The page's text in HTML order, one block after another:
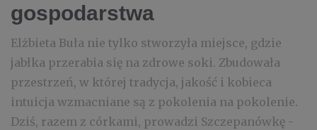
gospodarstwa
Elżbieta Buła nie tylko stworzyła miejsce, gdzie
jabłka przerabia się na zdrowe soki. Zbudowała
przestrzeń, w której tradycja, jakość i kobieca
intuicja wzmacniane są z pokolenia na pokolenie.
Dziś, razem z córkami, prowadzi Szczepanówkę -